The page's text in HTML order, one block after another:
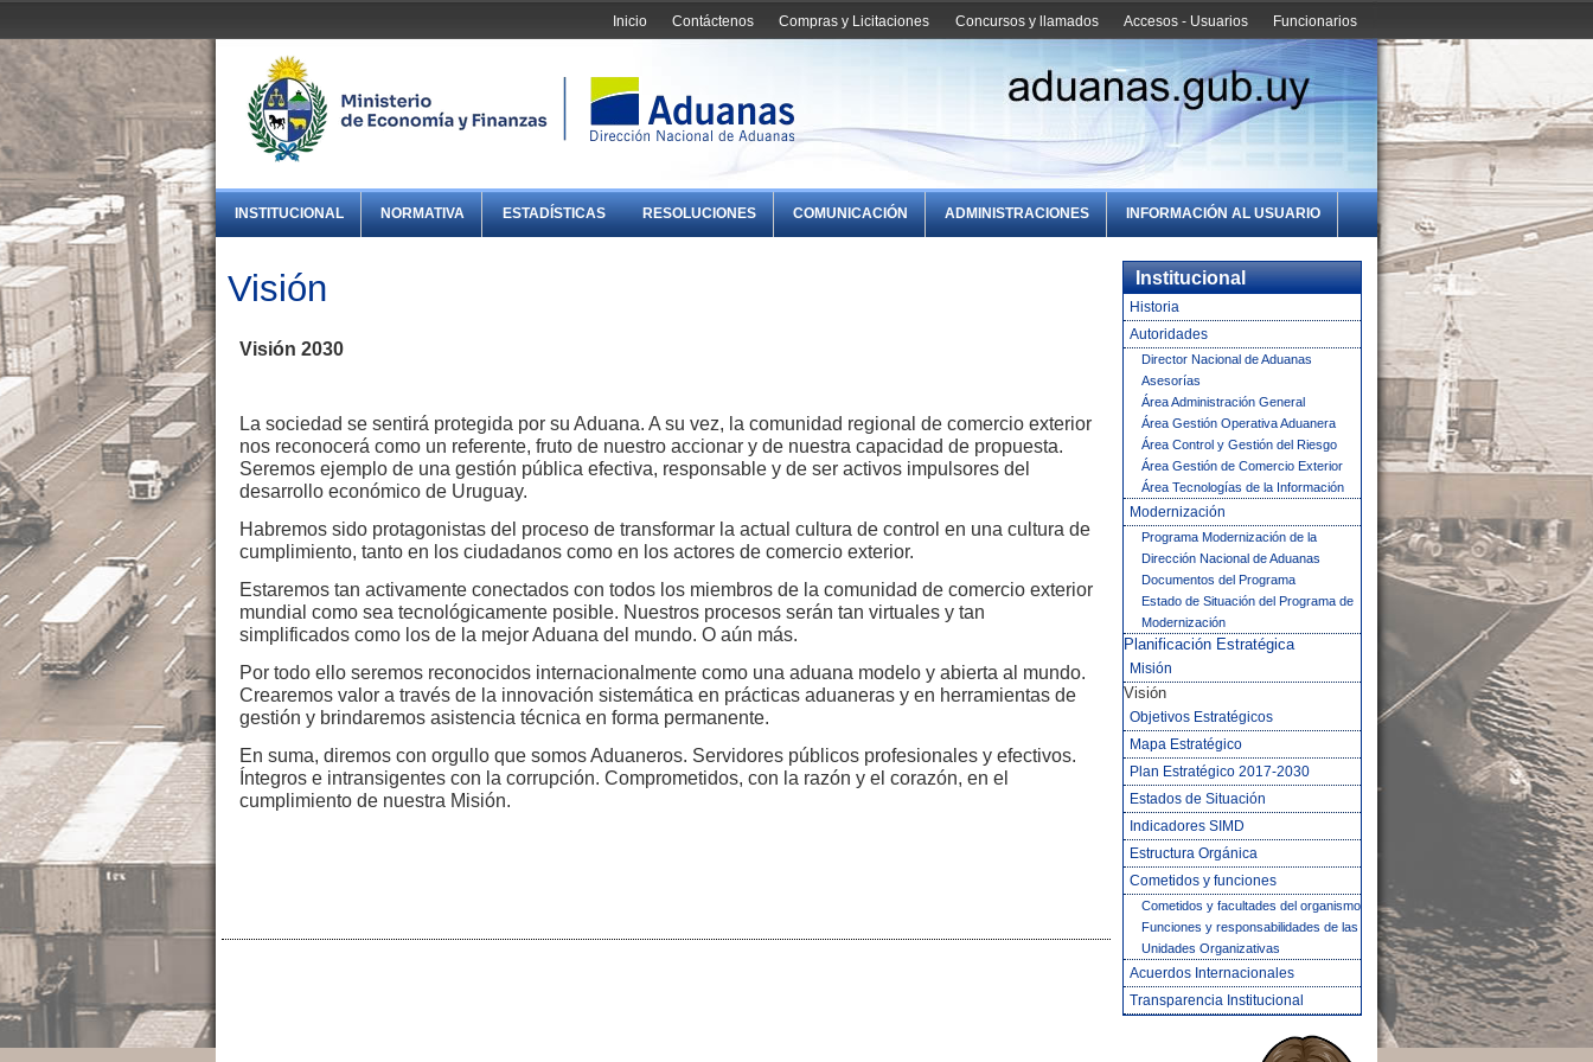
Funcionarios
Accesos - Usuarios
Concursos y llamados
Compras y Licitaciones
Contáctenos
Inicio
INSTITUCIONAL NORMATIVA ESTADÍSTICAS RESOLUCIONES COMUNICACIÓN ADMINISTRACIONES INFORMACIÓN AL USUARIO
Visión
Visión 2030
La sociedad se sentirá protegida por su Aduana. A su vez, la comunidad regional de comercio exterior
nos reconocerá como un referente, fruto de nuestro accionar y de nuestra capacidad de propuesta.
Seremos ejemplo de una gestión pública efectiva, responsable y de ser activos impulsores del
desarrollo económico de Uruguay.
Habremos sido protagonistas del proceso de transformar la actual cultura de control en una cultura de
cumplimiento, tanto en los ciudadanos como en los actores de comercio exterior.
Estaremos tan activamente conectados con todos los miembros de la comunidad de comercio exterior
mundial como sea tecnológicamente posible. Nuestros procesos serán tan virtuales y tan
simplificados como los de la mejor Aduana del mundo. O aún más.
Por todo ello seremos reconocidos internacionalmente como una aduana modelo y abierta al mundo.
Crearemos valor a través de la innovación sistemática en prácticas aduaneras y en herramientas de
gestión y brindaremos asistencia técnica en forma permanente.
En suma, diremos con orgullo que somos Aduaneros. Servidores públicos profesionales y efectivos.
Íntegros e intransigentes con la corrupción. Comprometidos, con la razón y el corazón, en el
cumplimiento de nuestra Misión.
Institucional
Historia
Autoridades
Director Nacional de Aduanas
Asesorías
Área Administración General
Área Gestión Operativa Aduanera
Área Control y Gestión del Riesgo
Área Gestión de Comercio Exterior
Área Tecnologías de la Información
Modernización
Programa Modernización de la
Dirección Nacional de Aduanas
Documentos del Programa
Estado de Situación del Programa de
Modernización
Planificación Estratégica
Misión
Visión
Objetivos Estratégicos
Mapa Estratégico
Plan Estratégico 2017-2030
Estados de Situación
Indicadores SIMD
Estructura Orgánica
Cometidos y funciones
Cometidos y facultades del organismo
Funciones y responsabilidades de las
Unidades Organizativas
Acuerdos Internacionales
Transparencia Institucional